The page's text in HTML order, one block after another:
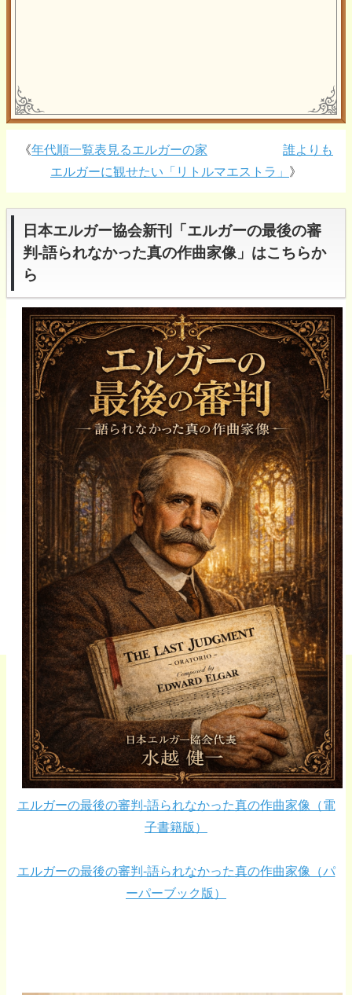
《年代順一覧表見るエルガーの家
誰よりも
エルガーに観せたい「リトルマエストラ」 》
日本エルガー協会新刊「エルガーの最後の審
判-語られなかった真の作曲家像」はこちらか
ら
エルガーの最後の審判-語られなかった真の作曲家像（電
子書籍版）
エルガーの最後の審判-語られなかった真の作曲家像（パ
ーパーブック版）